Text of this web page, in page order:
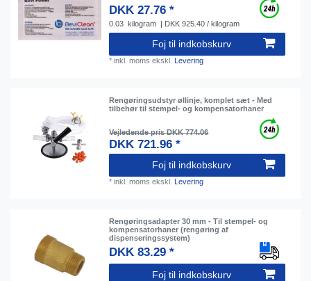
DKK 27.76 *
0.03 kilogram | DKK 925.40 / kilogram
Foj til indkobskurv
*inkl. moms ekskl. Levering
Rengøringsudstyr øllinje, komplet sæt - Med
tilbehør til stempel- og kompensatorhaner
Vejledende pris DKK 774.06
DKK 721.96 *
Foj til indkobskurv
*inkl. moms ekskl. Levering
Rengøringsadapter 30 mm - Til stempel- og
kompensatorhaner (rengøring af
dispenseringssystem)
DKK 83.29 *
Foj til indkobskurv